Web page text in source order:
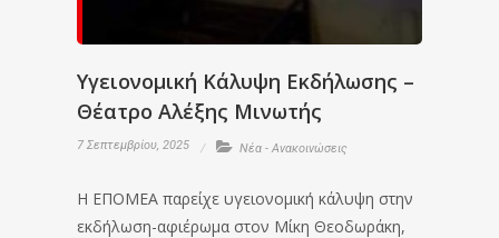
Υγειονομική Κάλυψη Εκδήλωσης –
Θέατρο Αλέξης Μινωτής
7 Σεπτεμβρίου, 2025 Νέα - Ανακοινώσεις
Η ΕΠΟΜΕΑ παρείχε υγειονομική κάλυψη στην
εκδήλωση-αφιέρωμα στον Μίκη Θεοδωράκη,